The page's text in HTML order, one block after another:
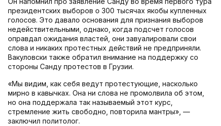
президентских выборов о 300 тысячах якобы купленных
голосов. Это давало основания для признания выборов
недействительными, однако, когда подсчет голосов
оправдал ожидания властей, они завуалировали свои
слова и никаких протестных действий не предприняли.
Вакуловски также обратил внимание на поддержку со
стороны Санду протестов в Грузии.
«Мы видим, как себя ведут протестующие, насколько
мирно в кавычках. Она ни слова не промолвила об этом,
но она поддержала так называемый этот курс,
стремление жить свободно, повторила мантры», —
заключил политолог.